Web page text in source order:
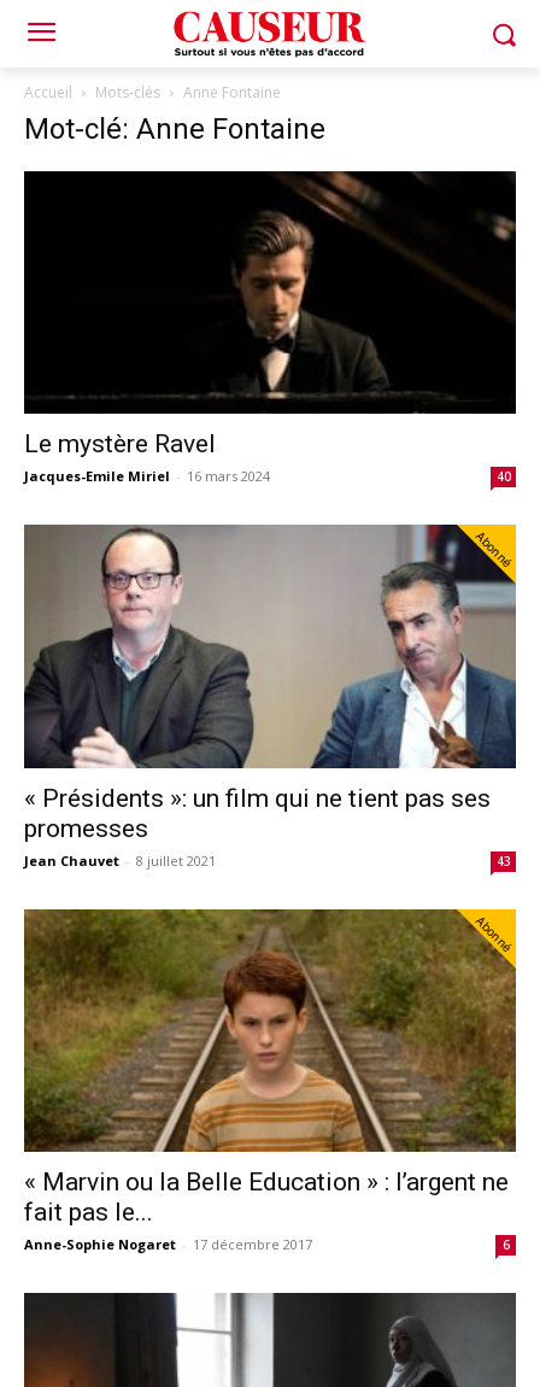
Accueil Mots-clés Anne Fontaine
Mot-clé: Anne Fontaine
Le mystère Ravel
Jacques-Emile Miriel - 16 mars 2024 40
Abonné
« Présidents »: un film qui ne tient pas ses
promesses
Jean Chauvet - 8 juillet 2021 43
Abonné
« Marvin ou la Belle Education » : l’argent ne
fait pas le...
Anne-Sophie Nogaret - 17 décembre 2017 6